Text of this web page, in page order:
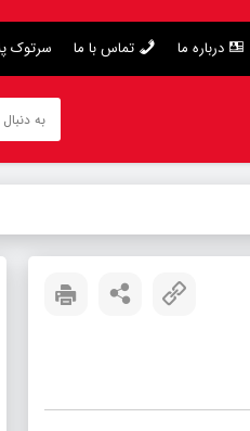
درباره ما تماس با ما سرتوک